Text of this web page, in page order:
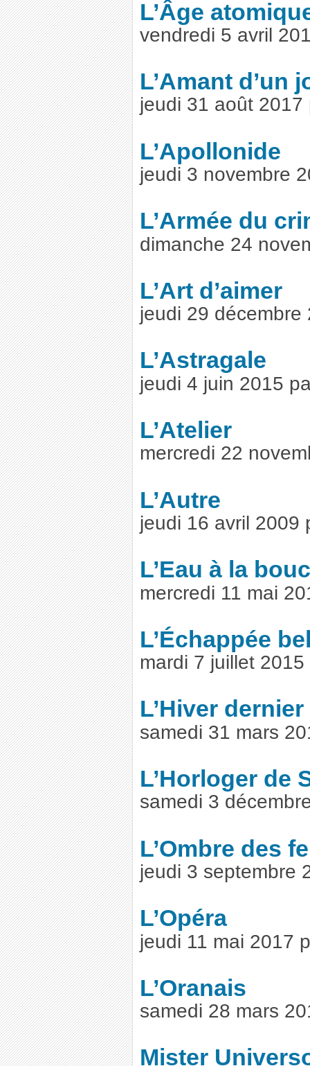
L’Âge
vendredi 5 avril
L’Amant d’un
jeudi 31 août 2017
L’Apollonide
jeudi 3 novembre
L’Armée du
dimanche 24
L’Art d’aimer
jeudi 29 décembre
L’Astragale
jeudi 4 juin 2015
L’Atelier
mercredi 22
L’Autre
jeudi 16 avril 2009
L’Eau à la
mercredi 11 mai
L’Échappée
mardi 7 juillet
L’Hiver dernier
samedi 31 mars
L’Horloger de
samedi 3
L’Ombre des
jeudi 3 septembre
L’Opéra
jeudi 11 mai 2017
L’Oranais
samedi 28 mars
Mister